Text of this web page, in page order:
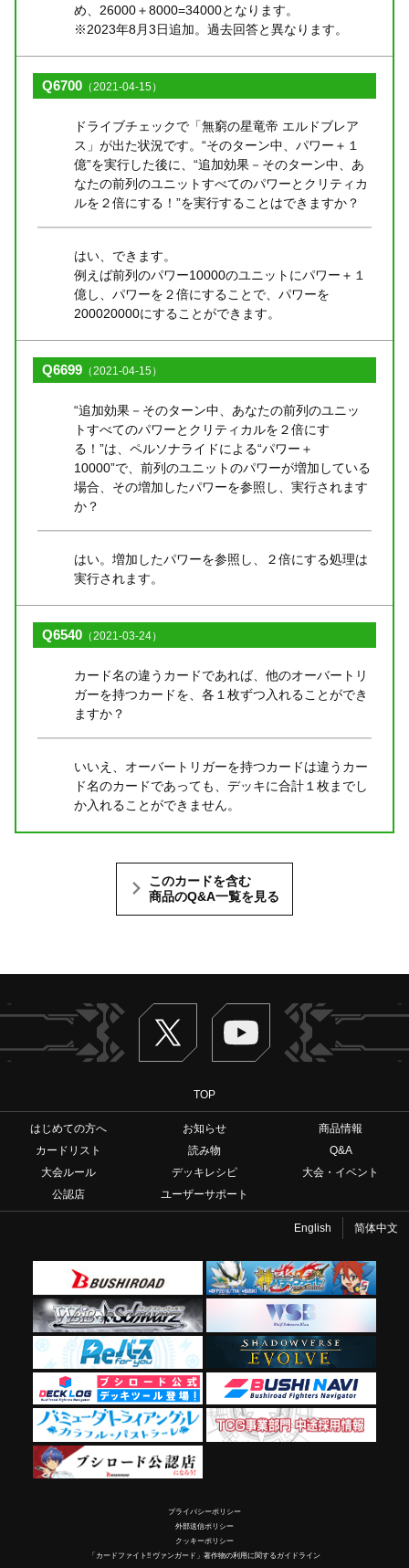
め、26000＋8000=34000となります。
※2023年8月3日追加。過去回答と異なります。
Q6700 （2021-04-15）
ドライブチェックで「無窮の星竜帝 エルドブレア
ス」が出た状況です。“そのターン中、パワー＋１
億”を実行した後に、“追加効果－そのターン中、あ
なたの前列のユニットすべてのパワーとクリティカ
ルを２倍にする！”を実行することはできますか？
はい、できます。
例えば前列のパワー10000のユニットにパワー＋１
億し、パワーを２倍にすることで、パワーを
200020000にすることができます。
Q6699 （2021-04-15）
“追加効果－そのターン中、あなたの前列のユニッ
トすべてのパワーとクリティカルを２倍にす
る！”は、ペルソナライドによる“パワー＋
10000”で、前列のユニットのパワーが増加している
場合、その増加したパワーを参照し、実行されます
か？
はい。増加したパワーを参照し、２倍にする処理は
実行されます。
Q6540 （2021-03-24）
カード名の違うカードであれば、他のオーバートリ
ガーを持つカードを、各１枚ずつ入れることができ
ますか？
いいえ、オーバートリガーを持つカードは違うカー
ド名のカードであっても、デッキに合計１枚までし
か入れることができません。
このカードを含む
商品のQ&A一覧を見る
Twitter ヴァンガードch
TOP
はじめての方へ お知らせ
商品情報
カードリスト
読み物
Q&A
大会ルール
デッキレシピ
大会・イベント
公認店
ユーザーサポート
English 简体中文
プライバシーポリシー
外部送信ポリシー
クッキーポリシー
「カードファイト!! ヴァンガード」著作物の利用に関するガイドライン